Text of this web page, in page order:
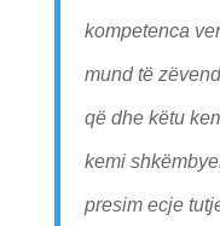
kompetenca
mund të
që dhe këtu
kemi
presim ecje